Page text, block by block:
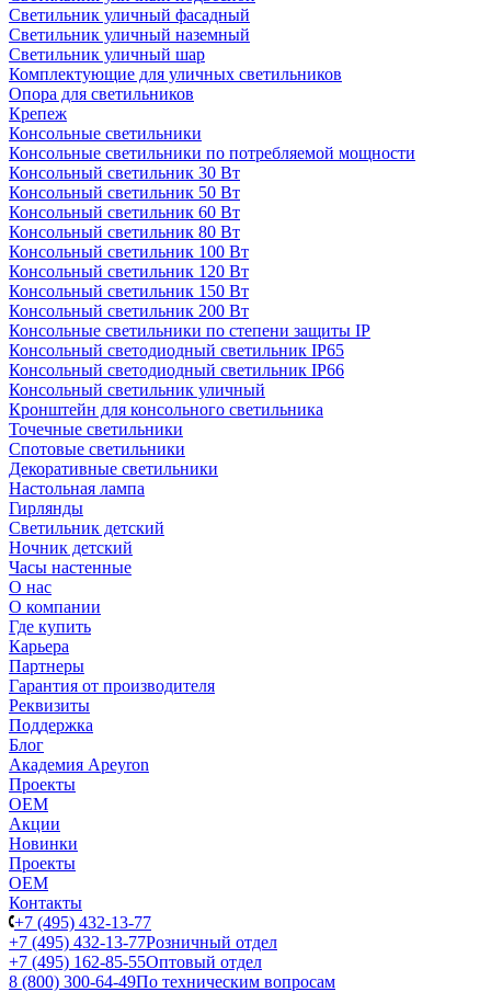
Светильник уличный фасадный
Светильник уличный наземный
Cветильник уличный шар
Комплектующие для уличных светильников
Опора для светильников
Крепеж
Консольные светильники
Консольные светильники по потребляемой мощности
Консольный светильник 30 Вт
Консольный светильник 50 Вт
Консольный светильник 60 Вт
Консольный светильник 80 Вт
Консольный светильник 100 Вт
Консольный светильник 120 Вт
Консольный светильник 150 Вт
Консольный светильник 200 Вт
Консольные светильники по степени защиты IP
Консольный светодиодный светильник IP65
Консольный светодиодный светильник IP66
Консольный светильник уличный
Кронштейн для консольного светильника
Точечные светильники
Спотовые светильники
Декоративные светильники
Настольная лампа
Гирлянды
Светильник детский
Ночник детский
Часы настенные
О нас
О компании
Где купить
Карьера
Партнеры
Гарантия от производителя
Реквизиты
Поддержка
Блог
Академия Apeyron
Проекты
ОЕМ
Акции
Новинки
Проекты
ОЕМ
Контакты
+7 (495) 432-13-77
+7 (495) 432-13-77Розничный отдел
+7 (495) 162-85-55Оптовый отдел
8 (800) 300-64-49По техническим вопросам